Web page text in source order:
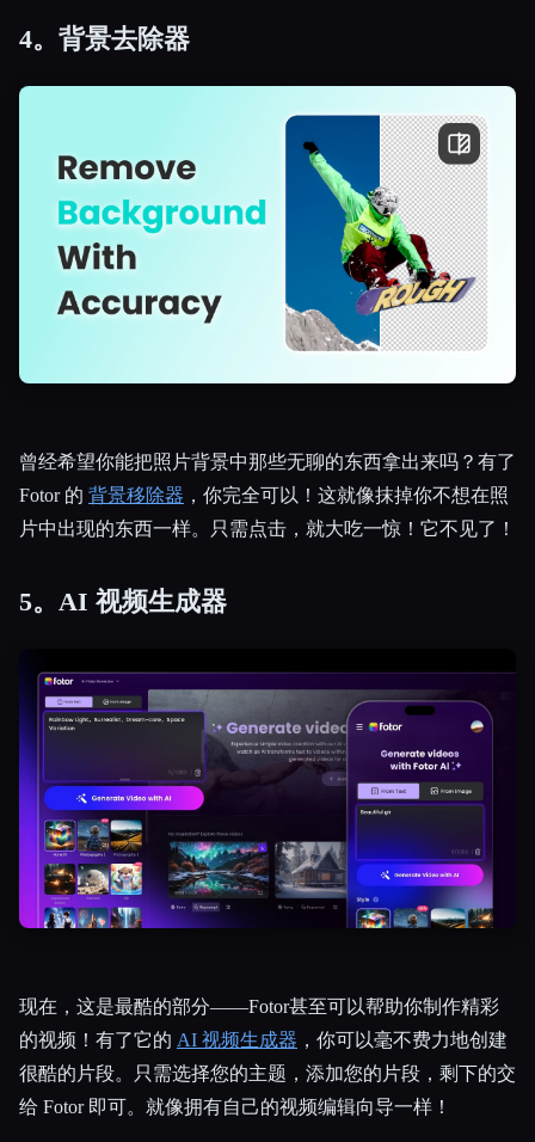
4。背景去除器
曾经希望你能把照片背景中那些无聊的东西拿出来吗？有了
Fotor 的 背景移除器 ，你完全可以！这就像抹掉你不想在照
片中出现的东西一样。只需点击，就大吃一惊！它不见了！
5。AI 视频生成器
现在，这是最酷的部分——Fotor甚至可以帮助你制作精彩
的视频！有了它的 AI 视频生成器 ，你可以毫不费力地创建
很酷的片段。只需选择您的主题，添加您的片段，剩下的交
给 Fotor 即可。就像拥有自己的视频编辑向导一样！